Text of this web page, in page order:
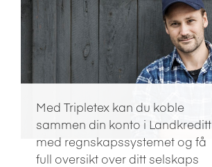
Med Tripletex kan du koble
sammen din konto i Landkreditt
med regnskapssystemet og få
full oversikt over ditt selskaps